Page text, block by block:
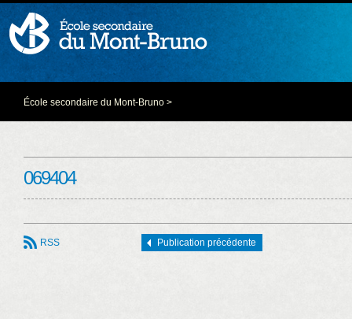
École secondaire du Mont-Bruno >
069404
RSS Publication précédente